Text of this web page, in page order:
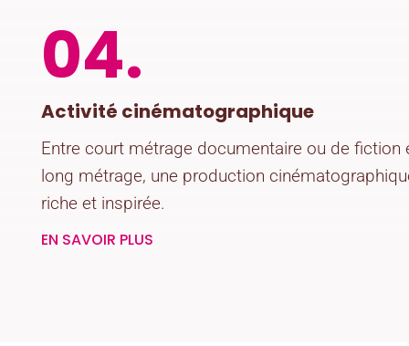
04.
Activité cinématographique
Entre court métrage documentaire ou de fiction
long métrage, une production
riche et inspirée.
EN SAVOIR PLUS